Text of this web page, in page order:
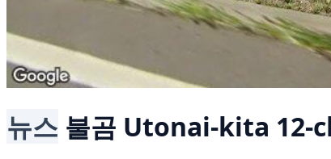
뉴스 불곰 Utonai-kita 12-